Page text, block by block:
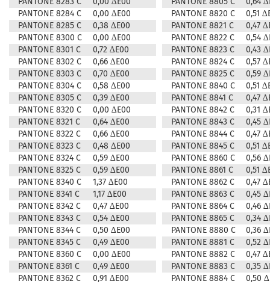
PANTONE 8284 C
0,00 ∆E00 PANTONE 8820 C
0,51
PANTONE 8285 C
0,38 ∆E00 PANTONE 8821 C
0,47
PANTONE 8300 C
0,00 ∆E00 PANTONE 8822 C
0,54
PANTONE 8301 C
0,72 ∆E00 PANTONE 8823 C
0,43
PANTONE 8302 C
0,66 ∆E00 PANTONE 8824 C
0,57
PANTONE 8303 C
0,70 ∆E00 PANTONE 8825 C
0,59
PANTONE 8304 C
0,58 ∆E00 PANTONE 8840 C
0,51
PANTONE 8305 C
0,39 ∆E00 PANTONE 8841 C
0,47
PANTONE 8320 C
0,00 ∆E00 PANTONE 8842 C
0,31
PANTONE 8321 C
0,64 ∆E00 PANTONE 8843 C
0,45
PANTONE 8322 C
0,66 ∆E00 PANTONE 8844 C
0,47
PANTONE 8323 C
0,48 ∆E00 PANTONE 8845 C
0,51
PANTONE 8324 C
0,59 ∆E00 PANTONE 8860 C
0,56
PANTONE 8325 C
0,59 ∆E00 PANTONE 8861 C
0,51
PANTONE 8340 C
1,37 ∆E00 PANTONE 8862 C
0,47
PANTONE 8341 C
1,17 ∆E00 PANTONE 8863 C
0,45
PANTONE 8342 C
0,47 ∆E00 PANTONE 8864 C
0,46
PANTONE 8343 C
0,54 ∆E00 PANTONE 8865 C
0,34
PANTONE 8344 C
0,50 ∆E00 PANTONE 8880 C
0,36
PANTONE 8345 C
0,49 ∆E00 PANTONE 8881 C
0,52
PANTONE 8360 C
0,00 ∆E00 PANTONE 8882 C
0,47
PANTONE 8361 C
0,49 ∆E00 PANTONE 8883 C
0,35
PANTONE 8362 C
0,91 ∆E00 PANTONE 8884 C
0,50